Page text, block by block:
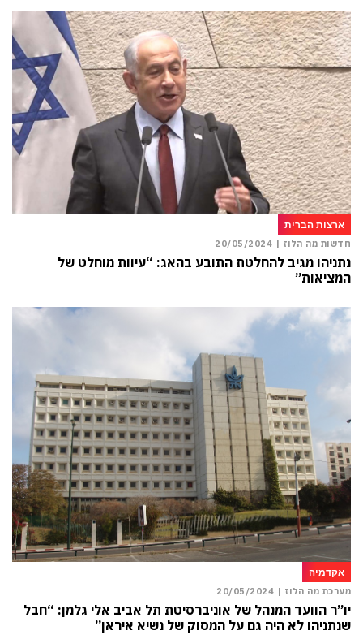
ארצות הברית
חדשות מה הלוז | 20/05/2024
נתניהו מגיב להחלטת התובע בהאג: “עיוות מוחלט של
המציאות”
אקדמיה
מערכת מה הלוז | 20/05/2024
יו”ר הוועד המנהל של אוניברסיטת תל אביב אלי גלמן: “חבל
שנתניהו לא היה גם על המסוק של נשיא איראן”